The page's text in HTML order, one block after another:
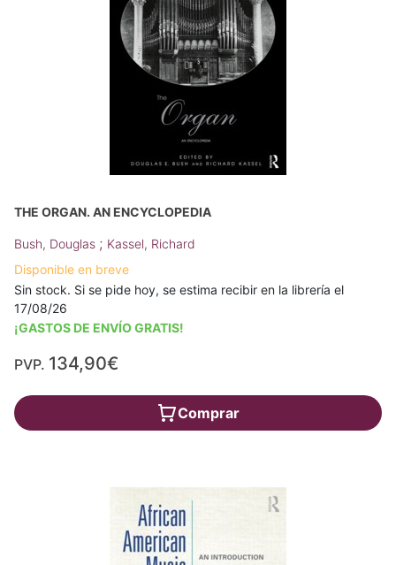
THE ORGAN. AN ENCYCLOPEDIA
Bush, Douglas ; Kassel, Richard
Disponible en breve
Sin stock. Si se pide hoy, se estima recibir en la librería el
17/08/26
¡GASTOS DE ENVÍO GRATIS!
PVP. 134,90€
Comprar